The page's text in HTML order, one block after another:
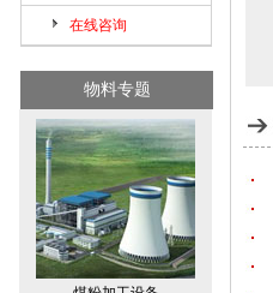
在线咨询
物料专题